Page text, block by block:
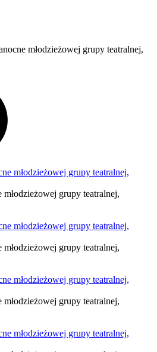
młodzieżowej grupy teatralnej,
grupy teatralnej,
grupy teatralnej,
grupy teatralnej,